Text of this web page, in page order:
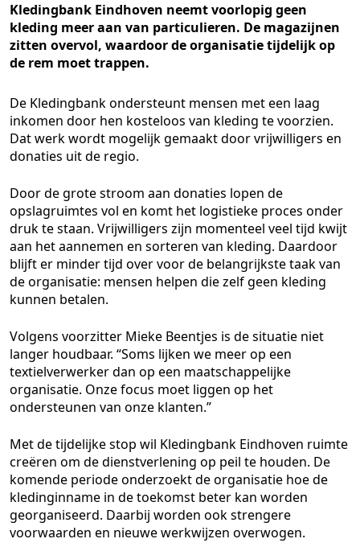
Kledingbank Eindhoven neemt voorlopig geen
kleding meer aan van particulieren. De magazijnen
zitten overvol, waardoor de organisatie tijdelijk op
de rem moet trappen.
De Kledingbank ondersteunt mensen met een laag
inkomen door hen kosteloos van kleding te voorzien.
Dat werk wordt mogelijk gemaakt door vrijwilligers en
donaties uit de regio.
Door de grote stroom aan donaties lopen de
opslagruimtes vol en komt het logistieke proces onder
druk te staan. Vrijwilligers zijn momenteel veel tijd kwijt
aan het aannemen en sorteren van kleding. Daardoor
blijft er minder tijd over voor de belangrijkste taak van
de organisatie: mensen helpen die zelf geen kleding
kunnen betalen.
Volgens voorzitter Mieke Beentjes is de situatie niet
langer houdbaar. “Soms lijken we meer op een
textielverwerker dan op een maatschappelijke
organisatie. Onze focus moet liggen op het
ondersteunen van onze klanten.”
Met de tijdelijke stop wil Kledingbank Eindhoven ruimte
creëren om de dienstverlening op peil te houden. De
komende periode onderzoekt de organisatie hoe de
kledinginname in de toekomst beter kan worden
georganiseerd. Daarbij worden ook strengere
voorwaarden en nieuwe werkwijzen overwogen.